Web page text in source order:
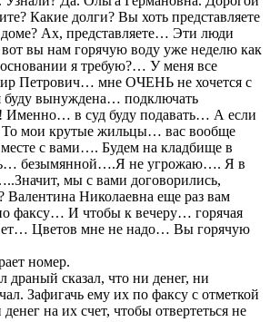
Какие долги? Вы хоть представляете
Ах, представляете… Эти люди
вы нам горячую воду уже неделю как
я требую?… У меня все
Петрович… мне ОЧЕНЬ не хочется с
буду вынуждена… подключать
в суд буду подавать… А если
То мои крутые жильцы… вас вообще
с вами…. Будем на кладбище в
безымянной….Я не угрожаю…. Я в
мы с вами договорились,
Николаевна еще раз вам
факсу… И чтобы к вечеру… горячая
Цветов мне не надо… Вы горячую
номер.
драный сказал, что ни денег, ни
Зафигачь ему их по факсу с отметкой
на их счет, чтобы отвертеться не